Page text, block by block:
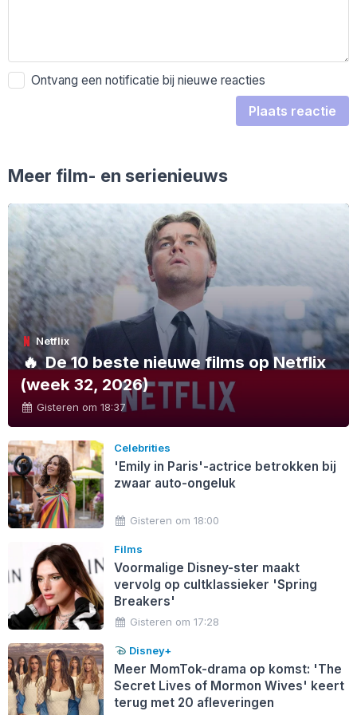
Ontvang een notificatie bij nieuwe reacties
Plaats reactie
Meer film- en serienieuws
Netflix
🔥De 10 beste nieuwe films op Netflix
(week 32, 2026)
Gisteren om 18:37
Celebrities
'Emily in Paris'-actrice betrokken bij
zwaar auto-ongeluk
Gisteren om 18:00
Films
Voormalige Disney-ster maakt
vervolg op cultklassieker 'Spring
Breakers'
Gisteren om 17:28
Disney+
Meer MomTok-drama op komst: 'The
Secret Lives of Mormon Wives' keert
terug met 20 afleveringen